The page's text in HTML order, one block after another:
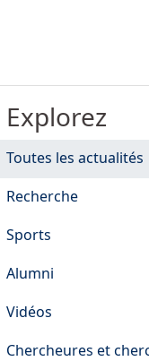
Explorez
Toutes les actualités
Recherche
Sports
Alumni
Vidéos
Chercheures et